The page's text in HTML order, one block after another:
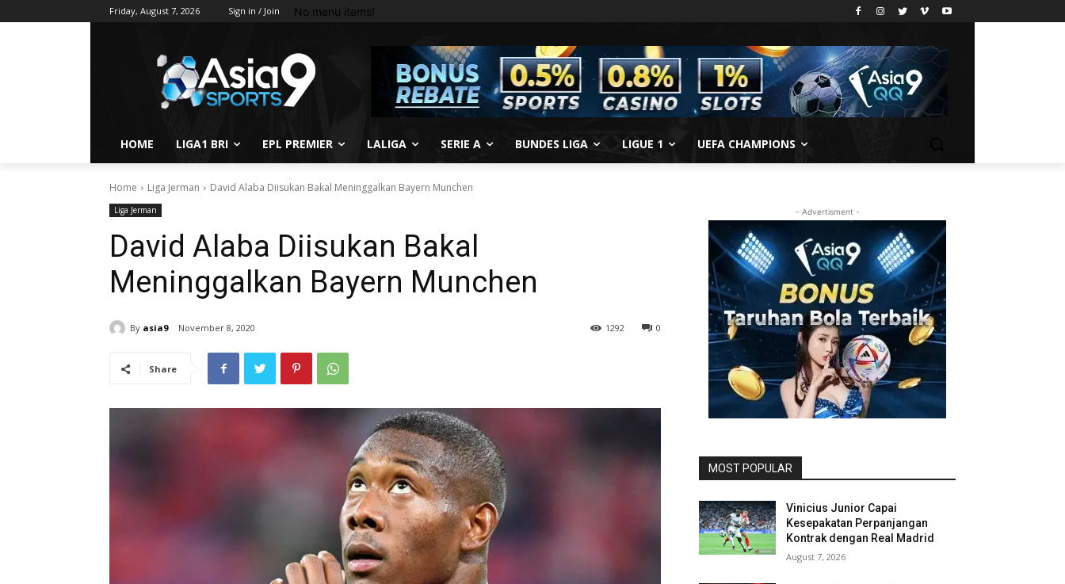
Friday, August 7, 2026 Sign in / Join No menu items!
HOME LIGA1 BRI EPL PREMIER LALIGA SERIE A BUNDES LIGA LIGUE 1 UEFA CHAMPIONS
Home Liga Jerman David Alaba Diisukan Bakal Meninggalkan Bayern Munchen
Liga Jerman
David Alaba Diisukan Bakal
Meninggalkan Bayern Munchen
By asia9 November 8, 2020 0
1292
Share
- Advertisment -
MOST POPULAR
Vinicius Junior Capai
Kesepakatan Perpanjangan
Kontrak dengan Real Madrid
August 7, 2026